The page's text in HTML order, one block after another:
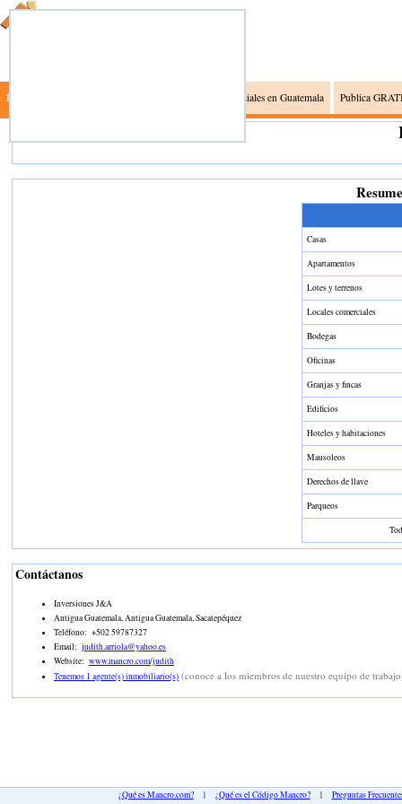
Busca Inmuebles Gremiales en Guatemala Publica
Casas
Apartamentos
Lotes y terrenos
Locales comerciales
Bodegas
Oficinas
Granjas y fincas
Edificios
Hoteles y habitaciones
Mausoleos
Derechos de llave
Parqueos
Contáctanos
Inversiones J&A
Antigua Guatemala, Antigua Guatemala, Sacatepéquez
Teléfono: +502 59787327
Email: judith.arriola@yahoo.es
Website: www.mancro.com/judith
Tenemos 1 agente(s) inmobiliario(s) (conoce a los miembros de nuestro equipo de
¿Qué es Mancro.com?| ¿Qué es el Código Mancro?| Preguntas